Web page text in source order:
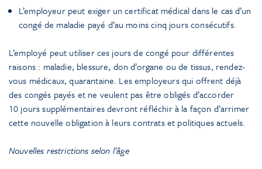
L’employeur peut exiger un certificat médical dans le cas d’un
congé de maladie payé d’au moins cinq jours consécutifs.
L’employé peut utiliser ces jours de congé pour différentes
raisons : maladie, blessure, don d’organe ou de tissus, rendez-
vous médicaux, quarantaine. Les employeurs qui offrent déjà
des congés payés et ne veulent pas être obligés d’accorder
10 jours supplémentaires devront réfléchir à la façon d’arrimer
cette nouvelle obligation à leurs contrats et politiques actuels.
Nouvelles restrictions selon l’âge